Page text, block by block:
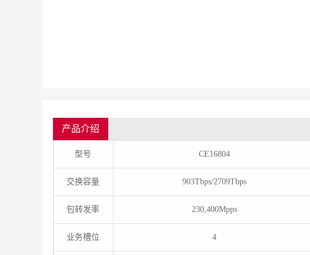
产品介绍
型号 CE16804
交换容量 903Tbps/2709Tbps
包转发率 230,400Mpps
业务槽位 4